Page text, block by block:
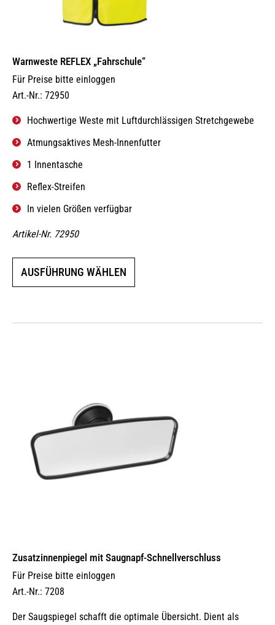
Warnweste REFLEX „Fahrschule“
Für Preise bitte einloggen
Art.-Nr.: 72950
Hochwertige Weste mit Luftdurchlässigen Stretchgewebe
Atmungsaktives Mesh-Innenfutter
1 Innentasche
Reflex-Streifen
In vielen Größen verfügbar
Artikel-Nr. 72950
AUSFÜHRUNG WÄHLEN
der
Produktseite
gewählt
Zusatzinnenpiegel mit Saugnapf-Schnellverschluss
Für Preise bitte einloggen
Art.-Nr.: 7208
Der Saugspiegel schafft die optimale Übersicht. Dient als